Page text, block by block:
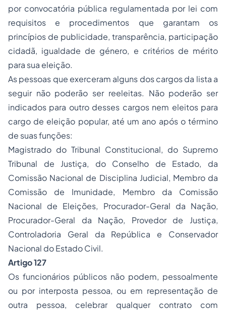
por convocatória pública regulamentada por lei com
requisitos e procedimentos que garantam os
princípios de publicidade, transparência, participação
cidadã, igualdade de género, e critérios de mérito
para sua eleição.
As pessoas que exerceram alguns dos cargos da lista a
seguir não poderão ser reeleitas. Não poderão ser
indicados para outro desses cargos nem eleitos para
cargo de eleição popular, até um ano após o término
de suas funções:
Magistrado do Tribunal Constitucional, do Supremo
Tribunal de Justiça, do Conselho de Estado, da
Comissão Nacional de Disciplina Judicial, Membro da
Comissão de Imunidade, Membro da Comissão
Nacional de Eleições, Procurador-Geral da Nação,
Procurador-Geral da Nação, Provedor de Justiça,
Controladoria Geral da República e Conservador
Nacional do Estado Civil.
Artigo 127
Os funcionários públicos não podem, pessoalmente
ou por interposta pessoa, ou em representação de
outra pessoa, celebrar qualquer contrato com